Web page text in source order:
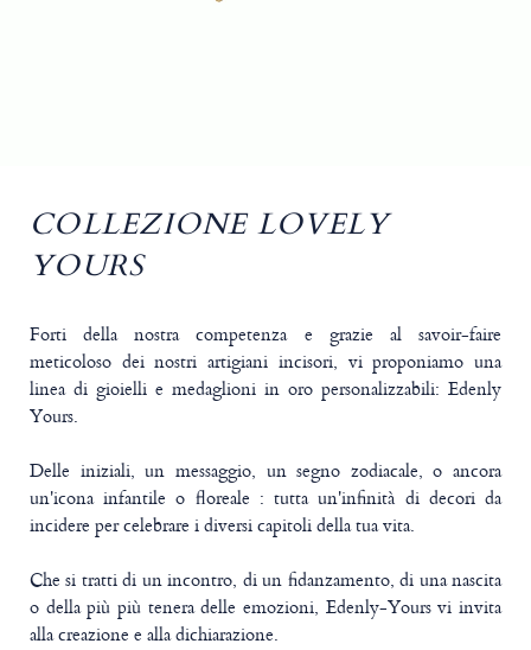
COLLEZIONE LOVELY
YOURS
Forti della nostra competenza e grazie al savoir-faire
meticoloso dei nostri artigiani incisori, vi proponiamo una
linea di gioielli e medaglioni in oro personalizzabili: Edenly
Yours.
Delle iniziali, un messaggio, un segno zodiacale, o ancora
un'icona infantile o floreale : tutta un'infinità di decori da
incidere per celebrare i diversi capitoli della tua vita.
Che si tratti di un incontro, di un fidanzamento, di una nascita
o della più più tenera delle emozioni, Edenly-Yours vi invita
alla creazione e alla dichiarazione.